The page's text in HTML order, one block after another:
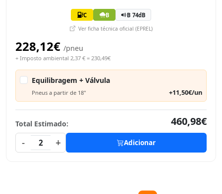
C B B 74dB
Ver ficha técnica oficial (EPREL)
228,12€ /pneu
+ Imposto ambiental 2,37 € = 230,49€
Equilibragem + Válvula
Pneus a partir de 18" +11,50€/un
Total Estimado:
460,98€
-
2 + Adicionar